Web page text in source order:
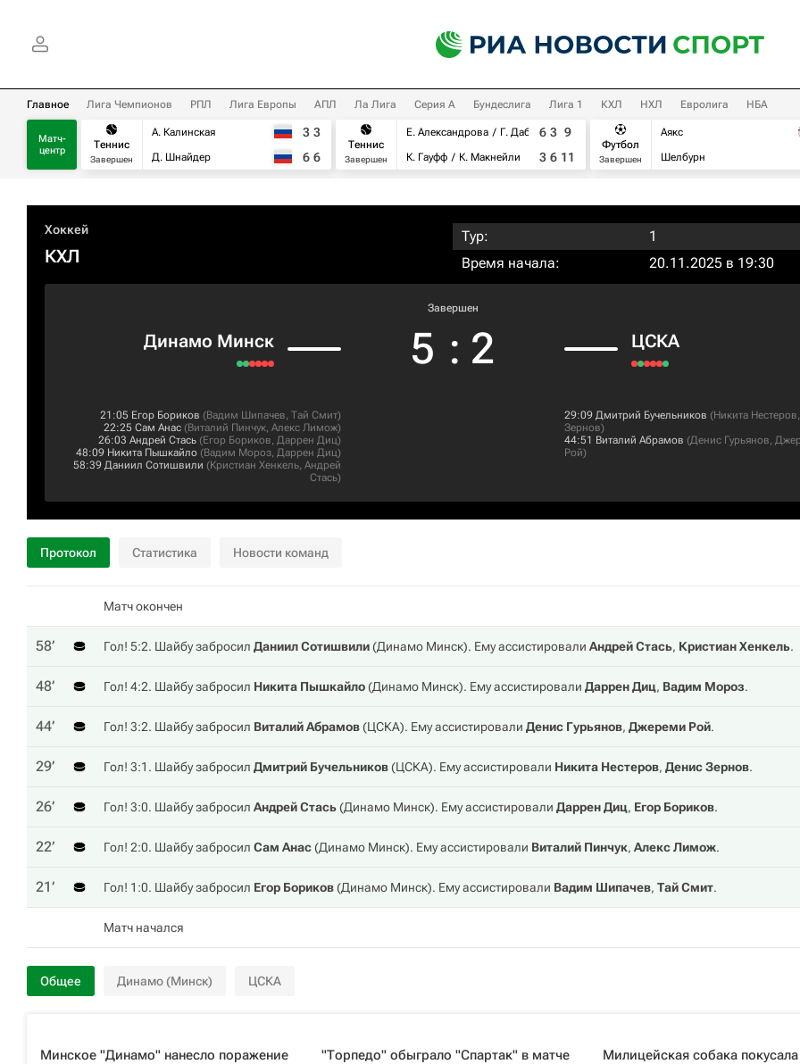
Главное Лига Чемпионов РПЛ Лига Европы АПЛ Ла Лига Серия А Бундеслига Лига 1 КХЛ НХЛ Евролига НБА
Матч-
центр
Теннис
Завершен
А. Калинская
Д. Шнайдер
3 3
6 6
Теннис
Завершен
Е. Александрова
Г. Дабровски
К. Гауфф
К. Макнейли
6 3 9
3 6 11
Футбол
Завершен
Аякс
Шелбурн
Хоккей
КХЛ
Тур:
1
Время начала:
20.11.2025 в 19:30
Динамо Минск
Завершен
5 : 2 ЦСКА
21:05 Егор Бориков (Вадим Шипачев, Тай Смит)
22:25 Сам Анас (Виталий Пинчук, Алекс Лимож)
26:03 Андрей Стась (Егор Бориков, Даррен Диц)
48:09 Никита Пышкайло (Вадим Мороз, Даррен Диц)
58:39 Даниил Сотишвили (Кристиан Хенкель, Андрей
Стась)
29:09 Дмитрий Бучельников (Никита Нестеров,
Зернов)
44:51 Виталий Абрамов (Денис Гурьянов,
Рой)
Протокол Статистика Новости команд
Матч окончен
58‎’‎ Гол! 5:2. Шайбу забросил Даниил Сотишвили(Динамо Минск). Ему ассистировали Андрей Стась, Кристиан Хенкель.
48‎’‎ Гол! 4:2. Шайбу забросил Никита Пышкайло(Динамо Минск). Ему ассистировали Даррен Диц, Вадим Мороз.
44‎’‎ Гол! 3:2. Шайбу забросил Виталий Абрамов(ЦСКА). Ему ассистировали Денис Гурьянов, Джереми Рой.
29‎’‎ Гол! 3:1. Шайбу забросил Дмитрий Бучельников(ЦСКА). Ему ассистировали Никита Нестеров, Денис Зернов.
26‎’‎ Гол! 3:0. Шайбу забросил Андрей Стась(Динамо Минск). Ему ассистировали Даррен Диц, Егор Бориков.
22‎’‎ Гол! 2:0. Шайбу забросил Сам Анас(Динамо Минск). Ему ассистировали Виталий Пинчук, Алекс Лимож.
21‎’‎ Гол! 1:0. Шайбу забросил Егор Бориков(Динамо Минск). Ему ассистировали Вадим Шипачев, Тай Смит.
Матч начался
Общее Динамо (Минск) ЦСКА
Минское "Динамо" нанесло поражение
"Торпедо" обыграло "Спартак" в матче
Милицейская собака покусала